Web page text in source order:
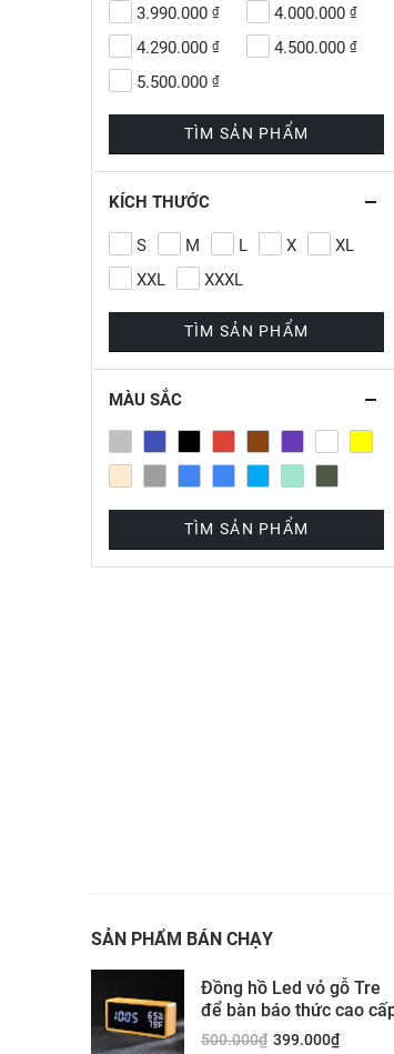
3.990.000 ₫ 4.000.000 ₫
4.290.000 ₫ 4.500.000 ₫
5.500.000 ₫
TÌM SẢN PHẨM
KÍCH THƯỚC
S M L X
XL
XXL
XXXL
TÌM SẢN PHẨM
MÀU SẮC
TÌM SẢN PHẨM
SẢN PHẨM BÁN CHẠY
Đồng hồ Led vỏ gỗ Tre
để bàn báo thức cao
500.000₫ 399.000₫